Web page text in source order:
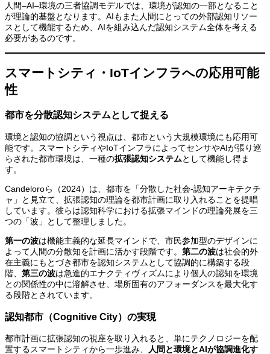
人間–AI–環境の三者協調モデルでは、環境が認知の一部となること
が理論的基盤となります。AIもまた人間にとっての外部認知リソー
スとして機能するため、AIを組み込んだ認知システム全体を考える
必要があるのです。
スマートシティ・IoTインフラへの応用可能
性
都市を分散認知システムとして捉える
環境と認知の協調という視点は、都市という大規模環境にも応用可
能です。スマートシティやIoTインフラによってセンサやAIが張り巡
らされた都市環境は、一種の拡張認知システムとして機能し得ま
す。
Candeloroら（2024）は、都市を「分散した社会-認知アーキテクチ
ャ」と見立て、拡張認知の理論を都市計画に取り入れることを提唱
しています。彼らは認知科学における拡張マインドの理論発展を三
つの「波」として整理しました。
第一の波は機能主義的な延長マインドで、市民参加型のデザインに
よって人間の分散知を計画に活かす段階です。 第二の波は社会的外
在主義にもとづき都市を認知システムとして協調的に構築する段
階、 第三の波は急進的エナクティヴィズムにより個人の認知を環境
との関係性の中に溶解させ、場所固有のアフォーダンスを最大化す
る段階とされています。
認知都市（Cognitive City）の実現
都市計画に拡張認知の視座を取り入れると、単にテクノロジーを配
置するスマートシティから一歩進み、
人間と環境とAIが協調進化す